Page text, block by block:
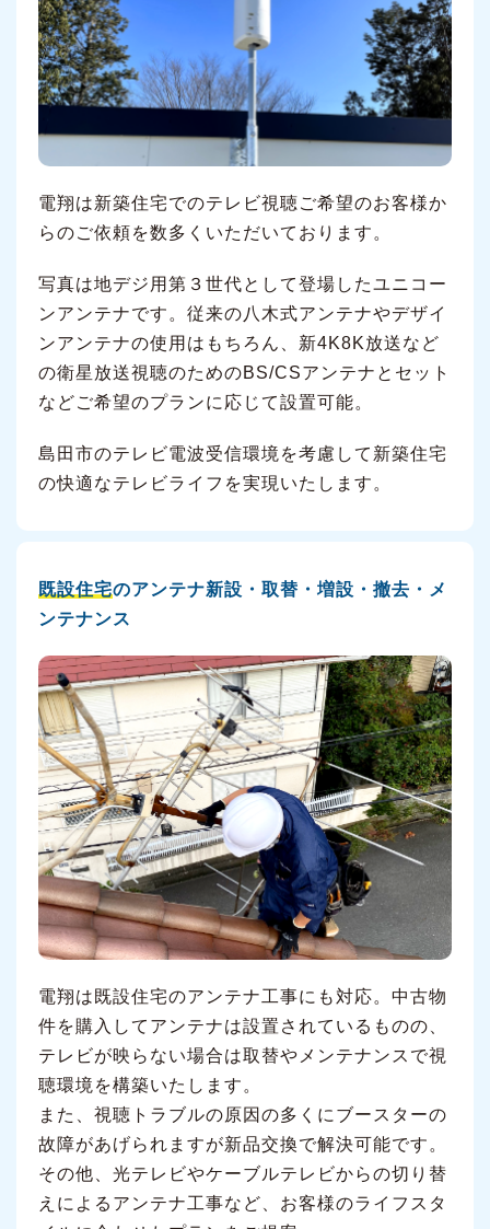
電翔は新築住宅でのテレビ視聴ご希望のお客様か
らのご依頼を数多くいただいております。
写真は地デジ用第３世代として登場したユニコー
ンアンテナです。従来の八木式アンテナやデザイ
ンアンテナの使用はもちろん、新4K8K放送など
の衛星放送視聴のためのBS/CSアンテナとセット
などご希望のプランに応じて設置可能。
島田市のテレビ電波受信環境を考慮して新築住宅
の快適なテレビライフを実現いたします。
既設住宅のアンテナ新設・取替・増設・撤去・メ
ンテナンス
電翔は既設住宅のアンテナ工事にも対応。中古物
件を購入してアンテナは設置されているものの、
テレビが映らない場合は取替やメンテナンスで視
聴環境を構築いたします。
また、視聴トラブルの原因の多くにブースターの
故障があげられますが新品交換で解決可能です。
その他、光テレビやケーブルテレビからの切り替
えによるアンテナ工事など、お客様のライフスタ